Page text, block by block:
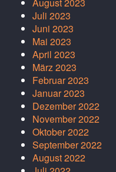
August 2023
Juli 2023
Juni 2023
Mai 2023
April 2023
März 2023
Februar 2023
Januar 2023
Dezember 2022
November 2022
Oktober 2022
September 2022
August 2022